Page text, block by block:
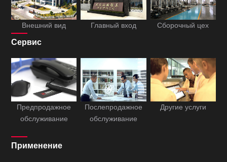
Внешний вид Главный вход Сборочный цех
Сервис
Предпродажное
обслуживание
Послепродажное
обслуживание
Другие услуги
Применение